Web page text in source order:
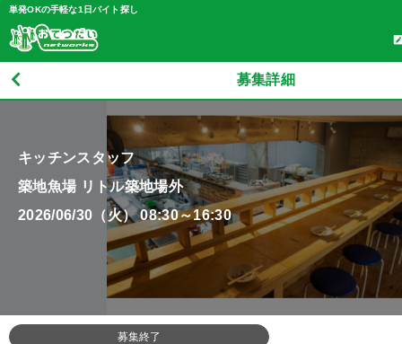
単発OKの手軽な1日バイト探し
募集詳細
キッチンスタッフ
築地魚場 リトル築地場外
2026/06/30（火） 08:30～16:30
募集終了